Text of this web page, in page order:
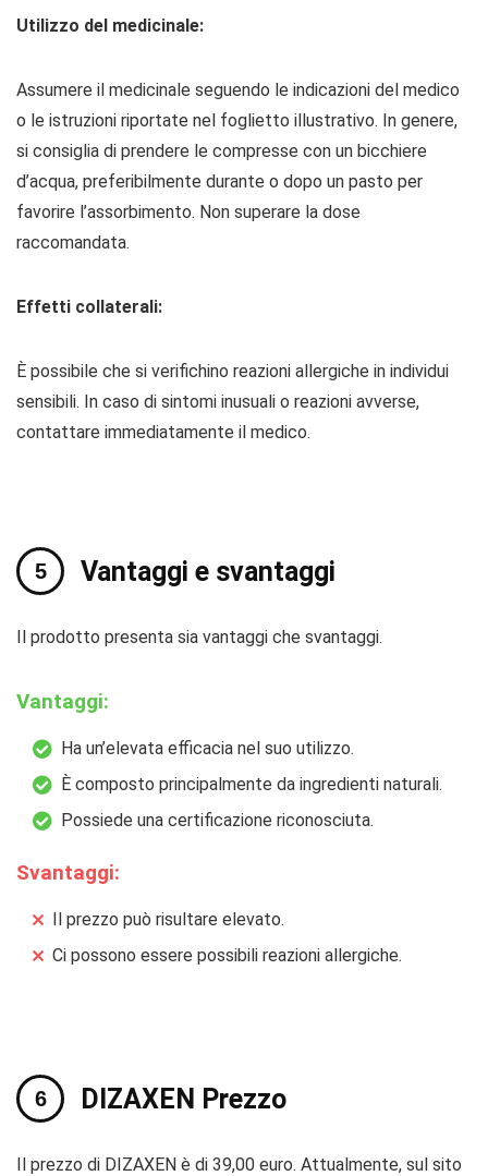
Utilizzo del medicinale:
Assumere il medicinale seguendo le indicazioni del medico
o le istruzioni riportate nel foglietto illustrativo. In genere,
si consiglia di prendere le compresse con un bicchiere
d’acqua, preferibilmente durante o dopo un pasto per
favorire l’assorbimento. Non superare la dose
raccomandata.
Effetti collaterali:
È possibile che si verifichino reazioni allergiche in individui
sensibili. In caso di sintomi inusuali o reazioni avverse,
contattare immediatamente il medico.
Vantaggi e svantaggi
Il prodotto presenta sia vantaggi che svantaggi.
Vantaggi:
Ha un’elevata efficacia nel suo utilizzo.
È composto principalmente da ingredienti naturali.
Possiede una certificazione riconosciuta.
Svantaggi:
Il prezzo può risultare elevato.
Ci possono essere possibili reazioni allergiche.
DIZAXEN Prezzo
Il prezzo di DIZAXEN è di 39,00 euro. Attualmente, sul sito